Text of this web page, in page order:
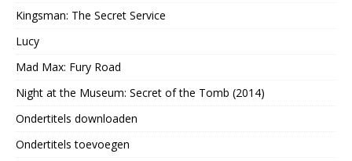
Kingsman: The Secret Service
Lucy
Mad Max: Fury Road
Night at the Museum: Secret of the Tomb (2014)
Ondertitels downloaden
Ondertitels toevoegen